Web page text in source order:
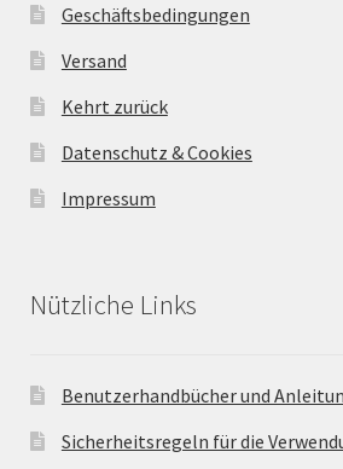
Geschäftsbedingungen
Versand
Kehrt zurück
Datenschutz & Cookies
Impressum
Nützliche Links
Benutzerhandbücher und
Sicherheitsregeln für die